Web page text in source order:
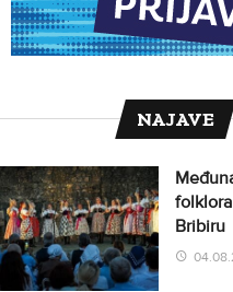
NAJAVE
Bribiru